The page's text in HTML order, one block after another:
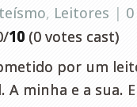
, Leitores |
10 (0 votes cast)
por um
A minha e a sua.